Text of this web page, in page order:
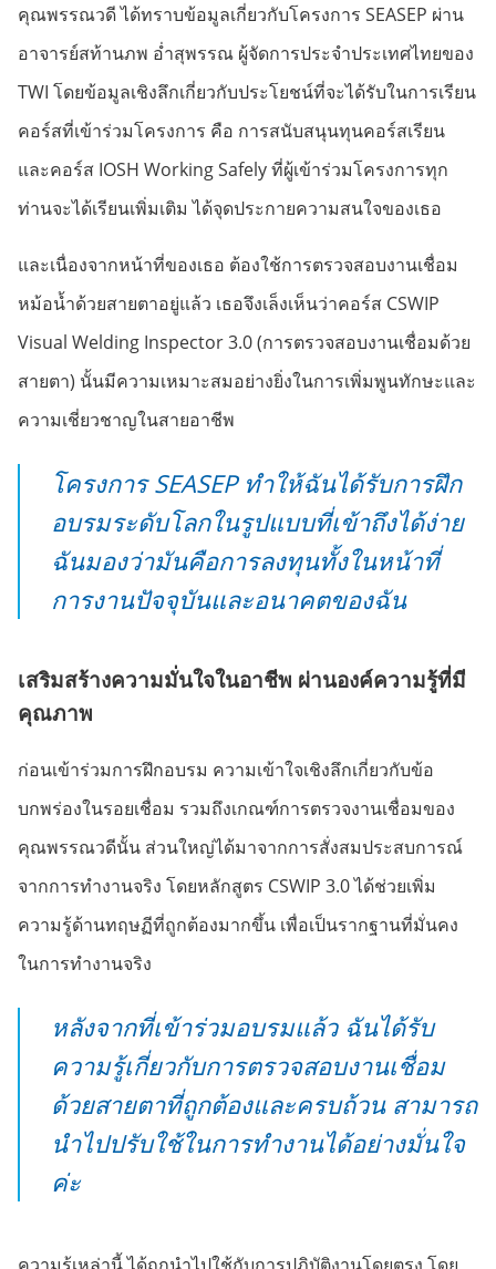
คุณพรรณวดี ได้ทราบข้อมูลเกี่ยวกับโครงการ SEASEP ผ่าน
อาจารย์สท้านภพ อ่ำสุพรรณ ผู้จัดการประจำประเทศไทยของ
TWI โดยข้อมูลเชิงลึกเกี่ยวกับประโยชน์ที่จะได้รับในการเรียน
คอร์สที่เข้าร่วมโครงการ คือ การสนับสนุนทุนคอร์สเรียน
และคอร์ส IOSH Working Safely ที่ผู้เข้าร่วมโครงการทุก
ท่านจะได้เรียนเพิ่มเติม ได้จุดประกายความสนใจของเธอ
และเนื่องจากหน้าที่ของเธอ ต้องใช้การตรวจสอบงานเชื่อม
หม้อน้ำด้วยสายตาอยู่แล้ว เธอจึงเล็งเห็นว่าคอร์ส CSWIP
Visual Welding Inspector 3.0 (การตรวจสอบงานเชื่อมด้วย
สายตา) นั้นมีความเหมาะสมอย่างยิ่งในการเพิ่มพูนทักษะและ
ความเชี่ยวชาญในสายอาชีพ
โครงการ SEASEP ทำให้ฉันได้รับการฝึก
อบรมระดับโลกในรูปแบบที่เข้าถึงได้ง่าย
ฉันมองว่ามันคือการลงทุนทั้งในหน้าที่
การงานปัจจุบันและอนาคตของฉัน
เสริมสร้างความมั่นใจในอาชีพ ผ่านองค์ความรู้ที่มี
คุณภาพ
ก่อนเข้าร่วมการฝึกอบรม ความเข้าใจเชิงลึกเกี่ยวกับข้อ
บกพร่องในรอยเชื่อม รวมถึงเกณฑ์การตรวจงานเชื่อมของ
คุณพรรณวดีนั้น ส่วนใหญ่ได้มาจากการสั่งสมประสบการณ์
จากการทำงานจริง โดยหลักสูตร CSWIP 3.0 ได้ช่วยเพิ่ม
ความรู้ด้านทฤษฏีที่ถูกต้องมากขึ้น เพื่อเป็นรากฐานที่มั่นคง
ในการทำงานจริง
หลังจากที่เข้าร่วมอบรมแล้ว ฉันได้รับ
ความรู้เกี่ยวกับการตรวจสอบงานเชื่อม
ด้วยสายตาที่ถูกต้องและครบถ้วน สามารถ
นำไปปรับใช้ในการทำงานได้อย่างมั่นใจ
ค่ะ
ความรู้เหล่านี้ ได้ถูกนำไปใช้กับการปฏิบัติงานโดยตรง โดย